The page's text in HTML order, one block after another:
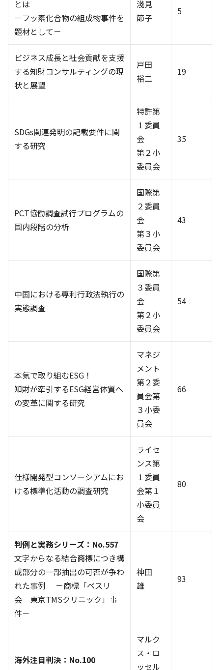
とは
－フッ素化合物の組成物事件を
題材として－
淺見
節子
5
ビジネス成長と社会貢献を支援
する知財コンサルティングの現
状と展望
戸田
裕二
19
SDGs関連発明の記載要件に関
する研究
特許第
１委員
会
第２小
委員会
35
PCT協働調査試行プログラムの
国内段階の分析
国際第
２委員
会
第３小
委員会
43
中国における専利行政法執行の
実態調査
国際第
３委員
会
第２小
委員会
54
本気で取り組むESG！
知財が牽引するESG経営体質へ
の変革に関する研究
マネジ
メント
第２委
員会第
３小委
員会
66
仕様開発型コンソーシアムにお
ける標準化活動の調査研究
ライセ
ンス第
１委員
会第１
小委員
会
80
判例と実務シリーズ：No.557
文字からなる結合商標につき構
成部分の一部抽出の可否が争わ
れた事例 －商標「ベスリ
会 東京TMSクリニック」事
件－
神田
雄
93
海外注目判決：No.100
マルク
ス・ロ
ッセル